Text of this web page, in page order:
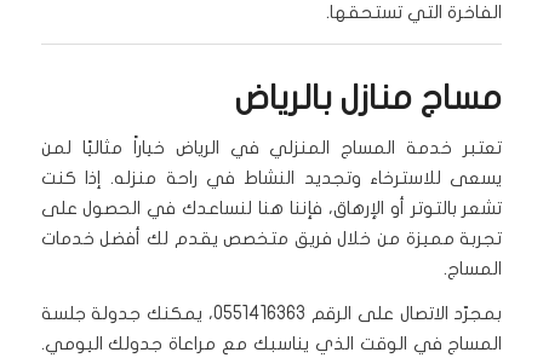
الفاخرة التي تستحقها.
مساج منازل بالرياض
تعتبر خدمة المساج المنزلي في الرياض خياراً مثاليًا لمن
يسعى للاسترخاء وتجديد النشاط في راحة منزله. إذا كنت
تشعر بالتوتر أو الإرهاق، فإننا هنا لنساعدك في الحصول على
تجربة مميزة من خلال فريق متخصص يقدم لك أفضل خدمات
المساج.
بمجرّد الاتصال على الرقم 0551416363، يمكنك جدولة جلسة
المساج في الوقت الذي يناسبك مع مراعاة جدولك اليومي.